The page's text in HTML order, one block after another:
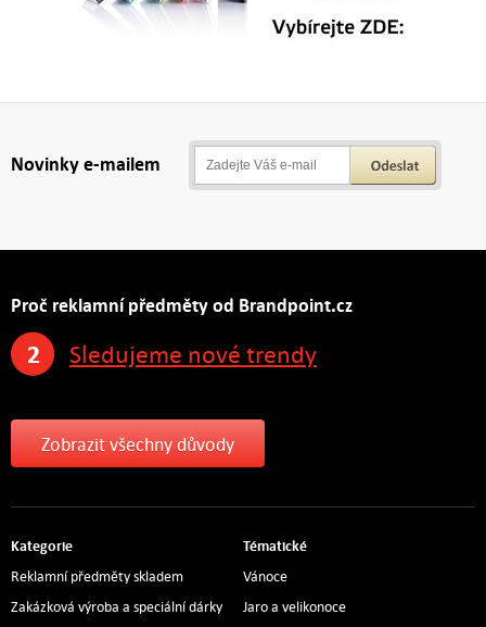
Novinky e-mailem
Proč reklamní předměty od Brandpoint.cz
2 Sledujeme nové trendy
Zobrazit všechny důvody
Kategorie
Reklamní předměty skladem
Zakázková výroba a speciální dárky
Tématické
Vánoce
Jaro a velikonoce